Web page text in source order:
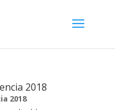
2018
2018